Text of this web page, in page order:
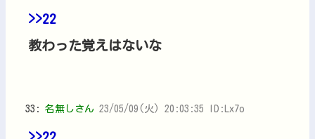
>>22
教わった覚えはないな
33: 名無しさん 23/05/09(火) 20:03:35 ID:Lx7o
>>22